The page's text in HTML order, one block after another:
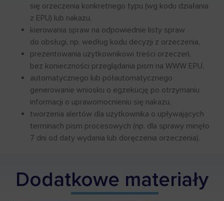
się orzeczenia konkretnego typu (wg kodu działania
z EPU) lub nakazu,
kierowania spraw na odpowiednie listy spraw
do obsługi, np. według kodu decyzji z orzeczenia,
prezentowania użytkownikowi treści orzeczeń,
bez konieczności przeglądania pism na WWW EPU,
automatycznego lub półautomatycznego
generowanie wniosku o egzekucję po otrzymaniu
informacji o uprawomocnieniu się nakazu,
tworzenia alertów dla użytkownika o upływających
terminach pism procesowych (np. dla sprawy minęło
7 dni od daty wydania lub doręczenia orzeczenia).
Dodatkowe materiały